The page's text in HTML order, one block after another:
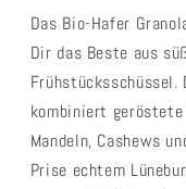
Das Bio-Hafer
Dir das Beste aus
Frühstücksschüssel.
kombiniert
Mandeln, Cashews
Prise echtem